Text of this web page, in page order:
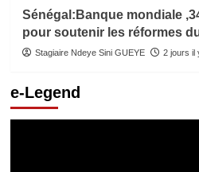
Sénégal:Banque mondiale
pour soutenir les réformes
Stagiaire Ndeye Sini GUEYE 2 jours il
e-Legend